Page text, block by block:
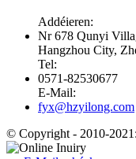
Addéieren:
Nr 678 Qunyi
Hangzhou City,
Tel:
0571-82530677
E-Mail:
fyx@hzyilong.com
© Copyright - 2010-